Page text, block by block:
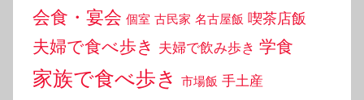
会食・宴会 個室 古民家 名古屋飯 喫茶店飯
夫婦で食べ歩き 夫婦で飲み歩き 学食
家族で食べ歩き 市場飯 手土産